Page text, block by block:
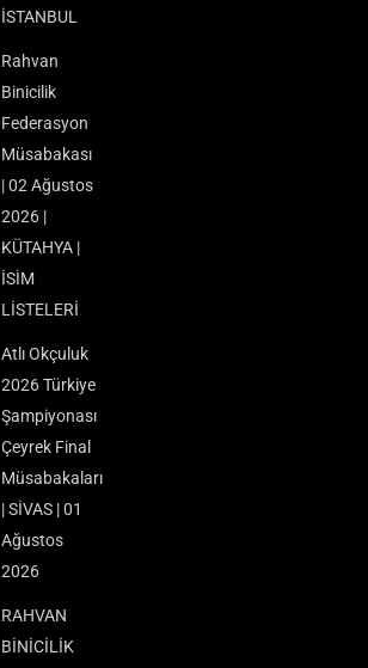
İSTANBUL
Rahvan
Binicilik
Federasyon
Müsabakası
| 02 Ağustos
2026 |
KÜTAHYA |
İSİM
LİSTELERİ
Atlı Okçuluk
2026 Türkiye
Şampiyonası
Çeyrek Final
Müsabakaları
| SİVAS | 01
Ağustos
2026
RAHVAN
BİNİCİLİK